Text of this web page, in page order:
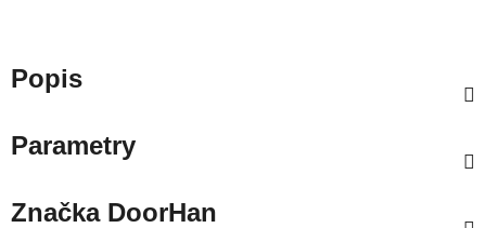
Popis
Parametry
ZnačkaDoorHan